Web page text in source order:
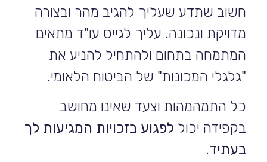
חשוב שתדע שעליך להגיב מהר ובצורה
מדויקת ונכונה. עליך לגייס עו"ד מתאים
המתמחה בתחום ולהתחיל להניע את
"גלגלי המכונות" של הביטוח הלאומי.
כל התמהמהות וצעד שאינו מחושב
בקפידה יכול לפגוע בזכויות המגיעות לך
בעתיד.